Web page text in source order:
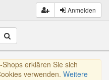
Anmelden
erklären Sie sich
verwenden. Weitere